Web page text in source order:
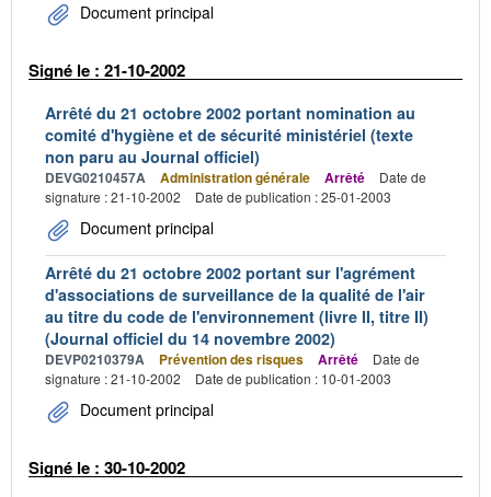
Document principal
Signé le : 21-10-2002
Arrêté du 21 octobre 2002 portant nomination au
comité d'hygiène et de sécurité ministériel (texte
non paru au Journal officiel)
DEVG0210457A Administration générale Arrêté
Date de
signature : 21-10-2002
Date de publication : 25-01-2003
Document principal
Arrêté du 21 octobre 2002 portant sur l'agrément
d'associations de surveillance de la qualité de l'air
au titre du code de l'environnement (livre II, titre II)
(Journal officiel du 14 novembre 2002)
DEVP0210379A Prévention des risques Arrêté
Date de
signature : 21-10-2002
Date de publication : 10-01-2003
Document principal
Signé le : 30-10-2002